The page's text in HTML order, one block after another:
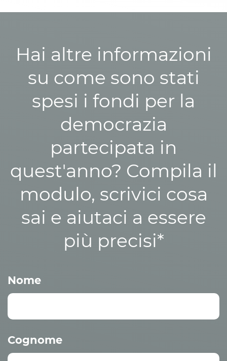
Hai altre informazioni
su come sono stati
spesi i fondi per la
democrazia
partecipata in
quest'anno? Compila il
modulo, scrivici cosa
sai e aiutaci a essere
più precisi*
Nome
Cognome